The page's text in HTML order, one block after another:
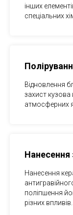
інших
спеціальних
Відновлення
захист кузова
атмосферних
Нанесення
Нанесення
поліпшення
різних впливів.